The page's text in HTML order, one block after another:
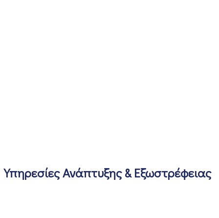
Υπηρεσίες Ανάπτυξης & Εξωστρέφειας